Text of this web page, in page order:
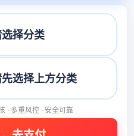
· 多重风控 · 安全可靠